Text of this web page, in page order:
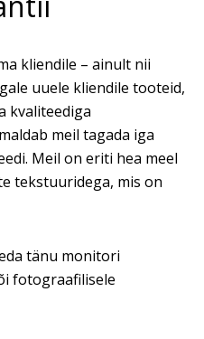
kliendile – ainult nii
uuele kliendile tooteid,
kvaliteediga
meil tagada iga
Meil on eriti hea meel
tekstuuridega, mis on
tänu monitori
fotograafilisele